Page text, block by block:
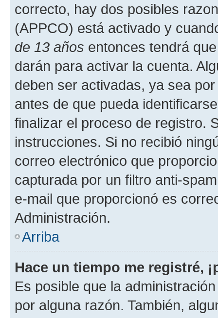
correcto, hay dos posibles
(APPCO) está activado y
de 13 años entonces tendrá
darán para activar la cuenta.
deben ser activadas, ya sea
antes de que pueda
finalizar el proceso de registro.
instrucciones. Si no recibió
correo electrónico que
capturada por un filtro anti-
e-mail que proporcionó es
Administración.
Arriba
Hace un tiempo me registré,
Es posible que la
por alguna razón. También,